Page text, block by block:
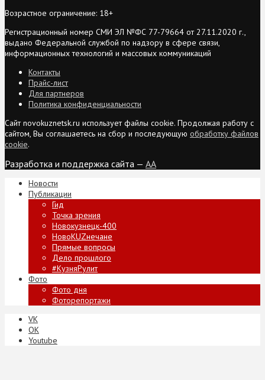
Возрастное ограничение: 18+
Регистрационный номер СМИ ЭЛ №ФС 77-79664 от 27.11.2020 г.,
выдано Федеральной службой по надзору в сфере связи,
информационных технологий и массовых коммуникаций
Контакты
Прайс-лист
Для партнеров
Политика конфиденциальности
Сайт novokuznetsk.ru использует файлы cookie. Продолжая работу с
сайтом, Вы соглашаетесь на сбор и последующую обработку файлов
cookie.
Разработка и поддержка сайта — AA
Новости
Публикации
Гид
Точка зрения
Новокузнецк-400
НовоKUZнечане
Прямые вопросы
Дело прошлого
#КузняРулит
Фото
Фото дня
Фоторепортажи
VK
ОК
Youtube